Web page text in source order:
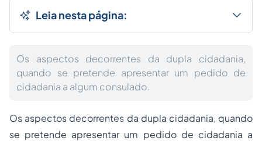
Leia nesta página:
Os aspectos decorrentes da dupla cidadania,
quando se pretende apresentar um pedido de
cidadania a algum consulado.
Os aspectos decorrentes da dupla cidadania, quando
se pretende apresentar um pedido de cidadania a